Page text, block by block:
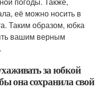
её можно носить в
Таким образом, юбка
вашим верным
за юбкой
она сохранила свой